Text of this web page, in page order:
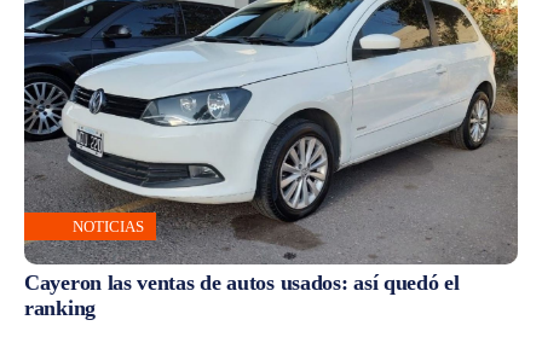
NOTICIAS
Cayeron las ventas de autos usados: así quedó el
ranking